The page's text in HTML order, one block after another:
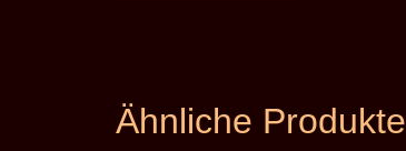
Ähnliche Produkte